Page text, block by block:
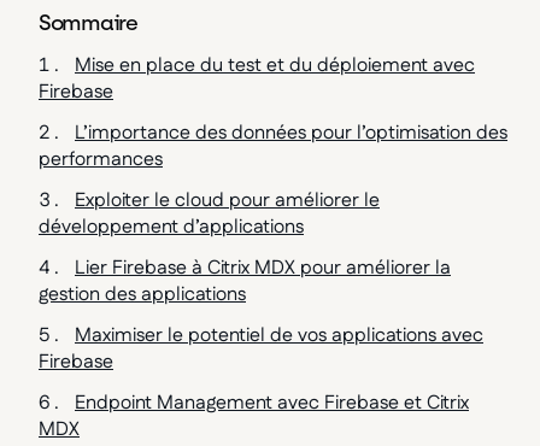
Sommaire
Mise en place du test et du déploiement avec
Firebase
L’importance des données pour l’optimisation des
performances
Exploiter le cloud pour améliorer le
développement d’applications
Lier Firebase à Citrix MDX pour améliorer la
gestion des applications
Maximiser le potentiel de vos applications avec
Firebase
Endpoint Management avec Firebase et Citrix
MDX